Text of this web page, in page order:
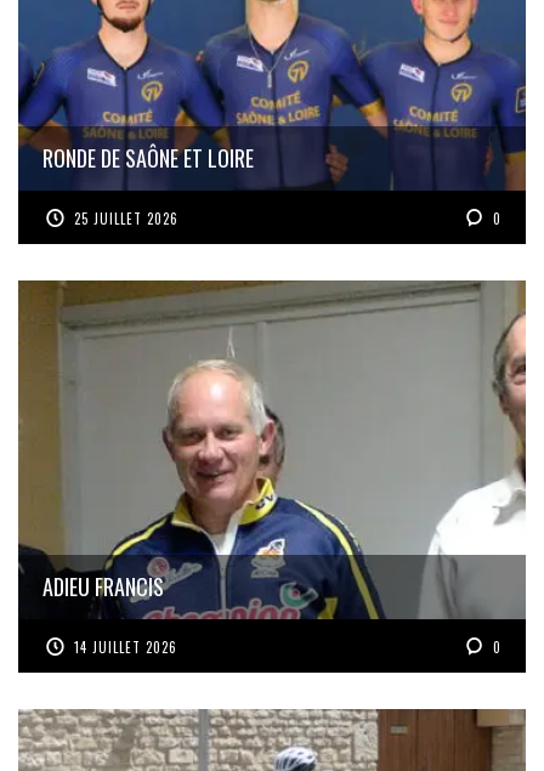
RONDE DE SAÔNE ET LOIRE
25 JUILLET 2026 0
ADIEU FRANCIS
14 JUILLET 2026 0